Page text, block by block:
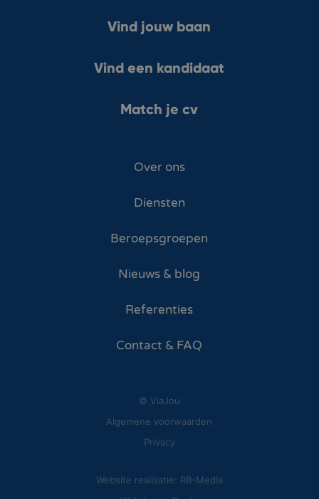
Vind jouw baan
Vind een kandidaat
Match je cv
Over ons
Diensten
Beroepsgroepen
Nieuws & blog
Referenties
Contact & FAQ
© ViaJou
Algemene voorwaarden
Privacy
Website realisatie: RB-Media